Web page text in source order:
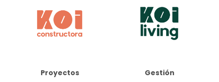
Proyectos Gestión